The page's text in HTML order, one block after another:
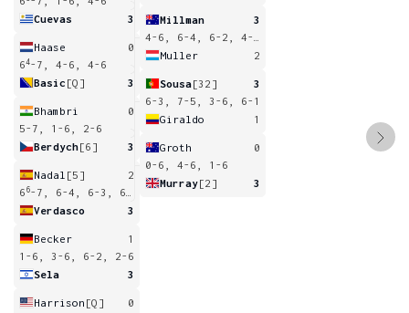
Cuevas
3
Haase
0
64-7, 4-6, 4-6
Basic [Q] 3
Bhambri
0
5-7, 1-6, 2-6
Berdych[6] 3
Nadal [5]
2
6 6-7, 6-4, 6-3, 6
Verdasco
3
Becker
1
1-6, 3-6, 6-2, 2-6
Sela
3
Harrison [Q]
0
Millman
3
Muller
2
Sousa[32]
3
6-3, 7-5, 3-6, 6-1
Giraldo
1
Groth
0
0-6, 4-6, 1-6
Murray[2] 3